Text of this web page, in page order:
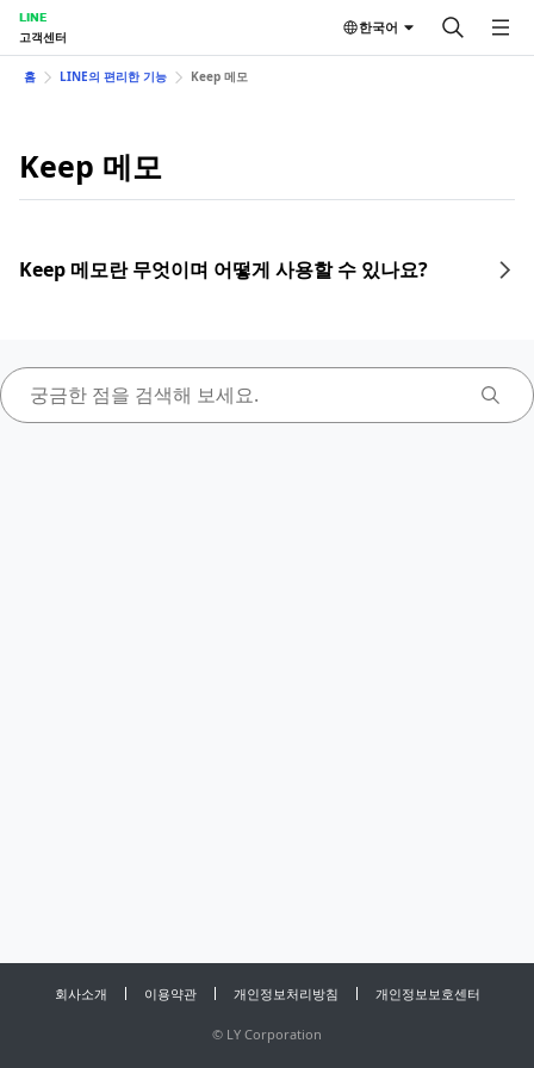
LINE
고객센터
한국어
홈 LINE의 편리한 기능 Keep 메모
Keep 메모
Keep 메모란 무엇이며 어떻게 사용할 수 있나요?
회사소개 이용약관 개인정보처리방침 개인정보보호센터
© LY Corporation